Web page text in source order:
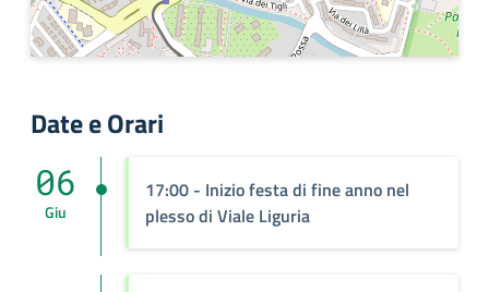
Date e Orari
17:00 - Inizio festa di fine anno nel
plesso di Viale Liguria
06
Giu